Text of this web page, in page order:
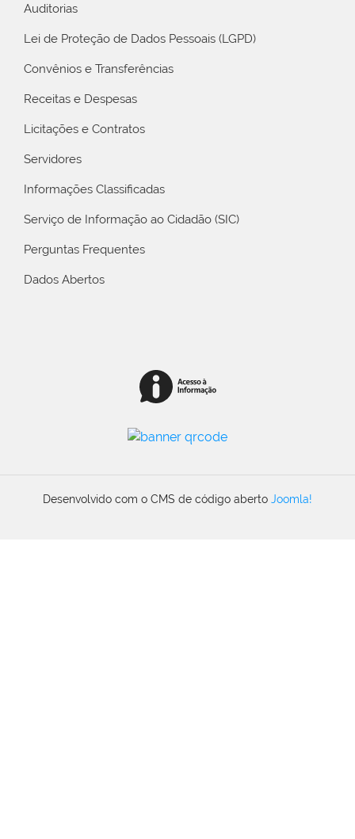
Auditorias
Lei de Proteção de Dados Pessoais (LGPD)
Convênios e Transferências
Receitas e Despesas
Licitações e Contratos
Servidores
Informações Classificadas
Serviço de Informação ao Cidadão (SIC)
Perguntas Frequentes
Dados Abertos
Desenvolvido com o CMS de código aberto Joomla!